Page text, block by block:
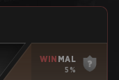
WIN MAL
5%